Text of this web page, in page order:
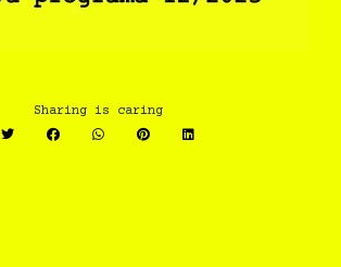
Sharing is caring